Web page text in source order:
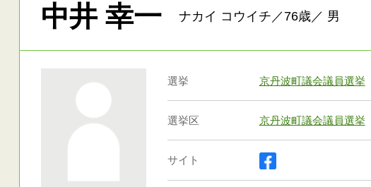
中井 幸一 ナカイ コウイチ／76歳／ 男
選挙 京丹波町議会議員選挙
選挙区 京丹波町議会議員選挙
サイト